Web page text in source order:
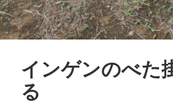
インゲンのべた
る